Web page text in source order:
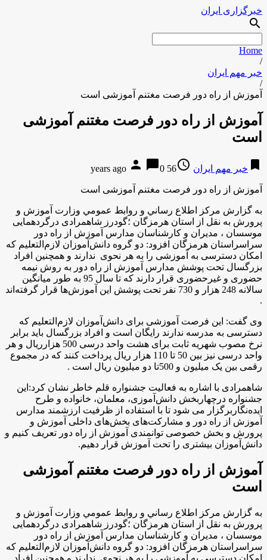
خبرگزاری ایران
search
Home
/
خبر مهم ایران
/
آموزش از راه دور فرصت مغتنم آموزشی است
آموزش از راه دور فرصت مغتنم آموزشی
است
bookmark خبر مهم ایران access_time
56 years ago
person chat_bubble0
آموزش از راه دور فرصت مغتنم آموزشی است
به گزارش مركز اطلاع رساني و روابط عمومي وزارت آموزش و
پرورش به نقل از استان هرمزگان ؛گودرز شاهمرادی درگردهمایی
موسسان ، مدیران و کارشناسان مدارس آموزش از راه دور
سراسراستان هرمزگان افزود: دو گروه دانش‌آموزان لازم‌التعلیم که
امکان دسترسی به آموزشی را به هر نحوی ندارند و همچنین افراد
بزرگسال تحت پوشش مدارس آموزش‌ از راه دور به روش نیمه
حضوری و غیرحضوری قرار دارند که تا سال 95 به طور میانگین
سالانه 248 هزار و 730 نفر تحت پوشش این آموزش‌ها قرار گرفته‌اند
.
وی گفت: این فرصت آموزشی برای دانش‌آموزان لازم‌التعلیم که
دسترسی به مدرسه ندارند رایگان است و افراد بزرگسال باید برابر
نرخ مصوب شهریه ثابت برای هشت واحد درسی 500 هزارريال و هر
واحد درسی نیز بین 50 تا 110 هزار ريال پرداخت کنند که در مجموع
رقمی بین یک میلیون و 500تا دو میلیون ريال است .
شاهمرادی با اشاره به فعالیت جشنواره قلم خاطر نشان کرد:این
جشنواره درچهاربخش دانش‌آموزی، معلمان، خانواده و طرح
ایده‌نگاربرگزار می شود تا با استفاده از ظرفیت ارزشمند مدارس
آموزش از راه دور و مشارکت‌های بخش‌های داخلی آموزش و
پرورش و بخش خصوصی توانمندی آموزش از راه دور تعریف کنیم و
دانش‌آموزان بیشتری را تحت آموزش قرار دهیم.
آموزش از راه دور فرصت مغتنم آموزشی
است
به گزارش مركز اطلاع رساني و روابط عمومي وزارت آموزش و
پرورش به نقل از استان هرمزگان ؛گودرز شاهمرادی درگردهمایی
موسسان ، مدیران و کارشناسان مدارس آموزش از راه دور
سراسراستان هرمزگان افزود: دو گروه دانش‌آموزان لازم‌التعلیم که
امکان دسترسی به آموزشی را به هر نحوی ندارند و همچنین افراد